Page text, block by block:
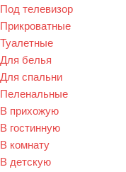
Под телевизор
Прикроватные
Туалетные
Для белья
Для спальни
Пеленальные
В прихожую
В гостинную
В комнату
В детскую